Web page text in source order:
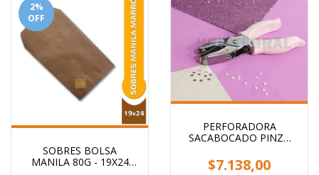
2%
OFF
SOBRES BOLSA
MANILA 80G - 19X24
PERFORADORA
SACABOCADO PINZA
etiquetas
$7.138,00